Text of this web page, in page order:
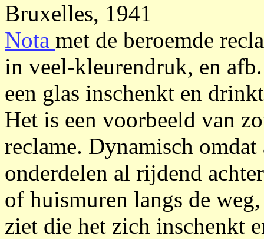
Bruxelles, 1941
Nota met de beroemde
in veel-kleurendruk, en
een glas inschenkt en
Het is een voorbeeld van
reclame. Dynamisch
onderdelen al rijdend
of huismuren langs de
ziet die het zich inschenkt